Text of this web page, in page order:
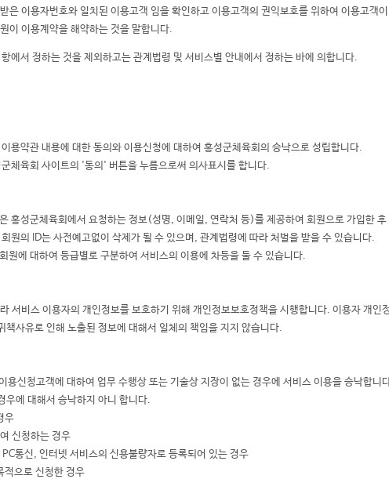
은 이용자번호와 일치된 이용고객 임을 확인하고 이용고객의 권익보호를 위하여 이용고객
이 이용계약을 해약하는 것을 말합니다.
에서 정하는 것을 제외하고는 관계법령 및 서비스별 안내에서 정하는 바에 의합니다.
용약관 내용에 대한 동의와 이용신청에 대하여 홍성군체육회의 승낙으로 성립합니다.
체육회 사이트의 '동의' 버튼을 누름으로써 의사표시를 합니다.
홍성군체육회에서 요청하는 정보(성명, 이메일, 연락처 등)를 제공하여 회원으로 가입한
원의 ID는 사전예고없이 삭제가 될 수 있으며, 관계법령에 따라 처벌을 받을 수 있습니다.
원에 대하여 등급별로 구분하여 서비스의 이용에 차등을 둘 수 있습니다.
서비스 이용자의 개인정보를 보호하기 위해 개인정보보호정책을 시행합니다. 이용자 개
사유로 인해 노출된 정보에 대해서 일체의 책임을 지지 않습니다.
신청고객에 대하여 업무 수행상 또는 기술상 지장이 없는 경우에 서비스 이용을 승낙합니
에 대해서 승낙하지 아니 합니다.
우
신청하는 경우
통신, 인터넷 서비스의 신용불량자로 등록되어 있는 경우
적으로 신청한 경우